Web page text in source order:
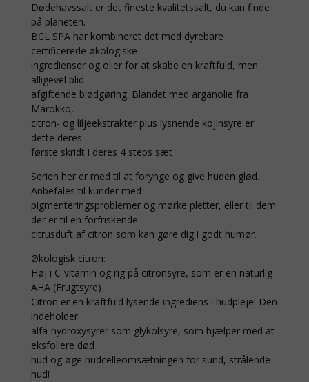
Dødehavssalt er det fineste kvalitetssalt, du kan finde
på planeten.
BCL SPA har kombineret det med dyrebare
certificerede økologiske
ingredienser og olier for at skabe en kraftfuld, men
alligevel blid
afgiftende blødgøring. Blandet med arganolie fra
Marokko,
citron- og liljeekstrakter plus lysnende kojinsyre er
dette deres
første skridt i deres 4 steps sæt
Serien her er med til at forynge og give huden glød.
Anbefales til kunder med
pigmenteringsproblemer og mørke pletter, eller til dem
der er til en forfriskende
citrusduft af citron som kan gøre dig i godt humør.
Økologisk citron:
Høj i C-vitamin og rig på citronsyre, som er en naturlig
AHA (Frugtsyre)
Citron er en kraftfuld lysende ingrediens i hudpleje! Den
indeholder
alfa-hydroxysyrer som glykolsyre, som hjælper med at
eksfoliere død
hud og øge hudcelleomsætningen for sund, strålende
hud!